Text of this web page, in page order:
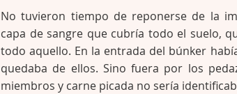
No tuvieron tiempo de reponerse de la
capa de sangre que cubría todo el suelo,
todo aquello. En la entrada del búnker
quedaba de ellos. Sino fuera por los
miembros y carne picada no sería